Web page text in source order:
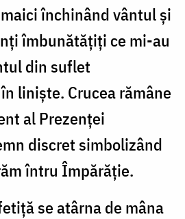
închinând vântul și
îmbunătățiți ce mi-au
din suflet
liniște. Crucea rămâne
al Prezenței
discret simbolizând
întru Împărăție.
se atârna de mâna